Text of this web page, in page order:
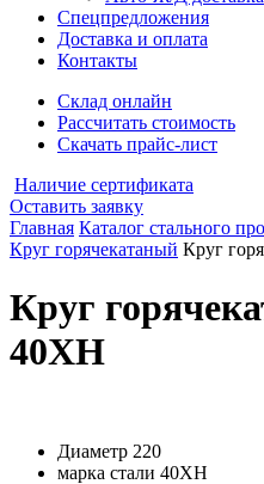
Спецпредложения
Доставка и оплата
Контакты
Склад онлайн
Рассчитать стоимость
Скачать прайс-лист
Наличие сертификата
Оставить заявку
Главная Каталог стального
Круг горячекатаный Круг
Круг
40ХН
Диаметр 220
марка стали 40ХН